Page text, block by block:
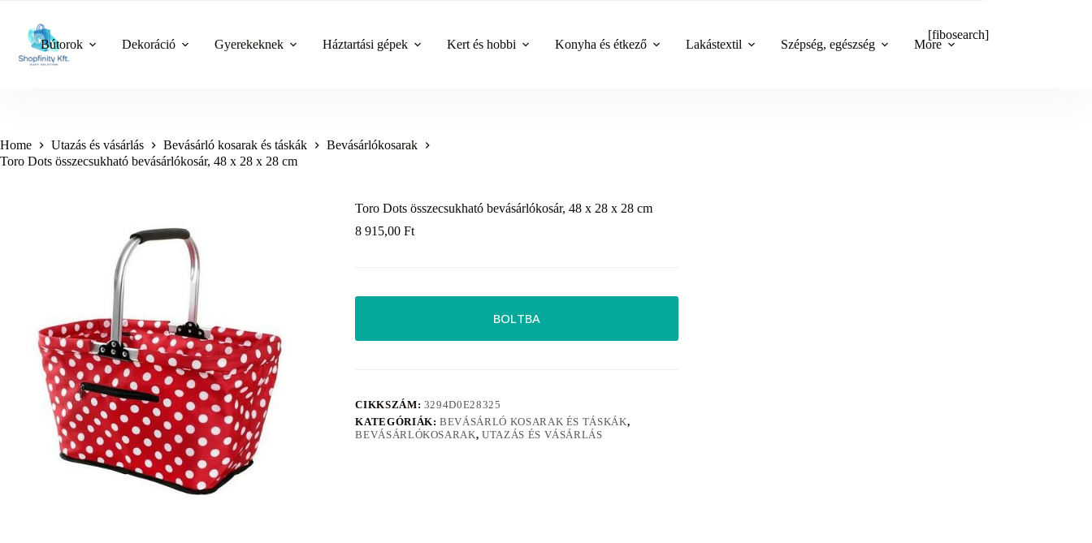
content
Bútorok Dekoráció Gyerekeknek Háztartási gépek Kert és hobbi Konyha és étkező Lakástextil Szépség, egészség More
[fibosearch]
Home Utazás és vásárlás Bevásárló kosarak és táskák
Bevásárlókosarak
Toro Dots összecsukható bevásárlókosár, 48 x 28 x 28 cm
Toro Dots összecsukható bevásárlókosár, 48 x 28 x 28 cm
8 915,00Ft
BOLTBA
CIKKSZÁM: 3294D0E28325
KATEGÓRIÁK:BEVÁSÁRLÓ KOSARAK ÉS TÁSKÁK,
BEVÁSÁRLÓKOSARAK,UTAZÁS ÉS VÁSÁRLÁS